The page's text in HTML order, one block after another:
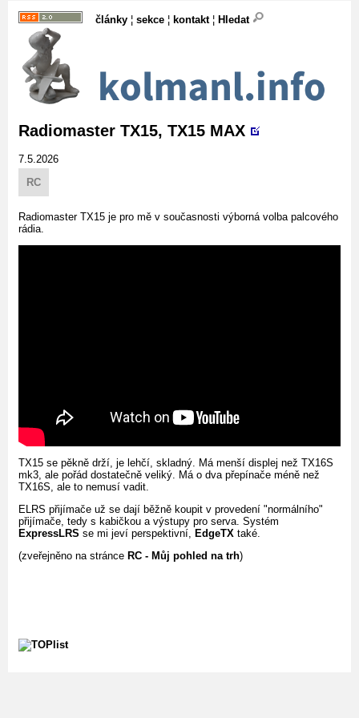
články ¦ sekce ¦ kontakt¦ Hledat
Radiomaster TX15, TX15 MAX
7.5.2026
RC
Radiomaster TX15 je pro mě v současnosti výborná volba palcového
rádia.
TX15 se pěkně drží, je lehčí, skladný. Má menší displej než TX16S
mk3, ale pořád dostatečně veliký. Má o dva přepínače méně než
TX16S, ale to nemusí vadit.
ELRS přijímače už se dají běžně koupit v provedení "normálního"
přijímače, tedy s kabičkou a výstupy pro serva. Systém
ExpressLRS se mi jeví perspektivní, EdgeTX také.
(zveřejněno na stránce RC - Můj pohled na trh)